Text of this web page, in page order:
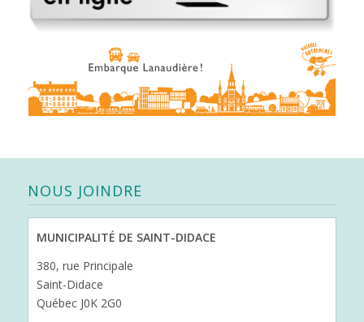
NOUS JOINDRE
MUNICIPALITÉ DE SAINT-DIDACE
380, rue Principale
Saint-Didace
Québec J0K 2G0